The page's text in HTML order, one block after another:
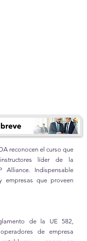
reconocen el curso que
líder de la
Alliance. Indispensable
empresas que proveen
de la UE 582,
de empresa